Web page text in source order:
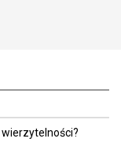
wierzytelności?